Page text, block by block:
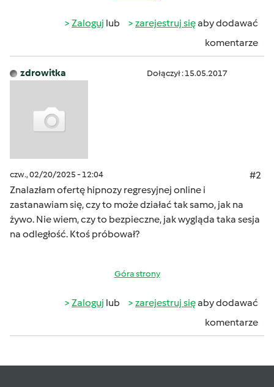
Zaloguj lub zarejestruj sięaby dodawać
komentarze
zdrowitka Dołączył : 15.05.2017
czw., 02/20/2025 - 12:04
#2
Znalazłam ofertę hipnozy regresyjnej online i
zastanawiam się, czy to może działać tak samo, jak na
żywo. Nie wiem, czy to bezpieczne, jak wygląda taka sesja
na odległość. Ktoś próbował?
Góra strony
Zaloguj lub zarejestruj sięaby dodawać
komentarze